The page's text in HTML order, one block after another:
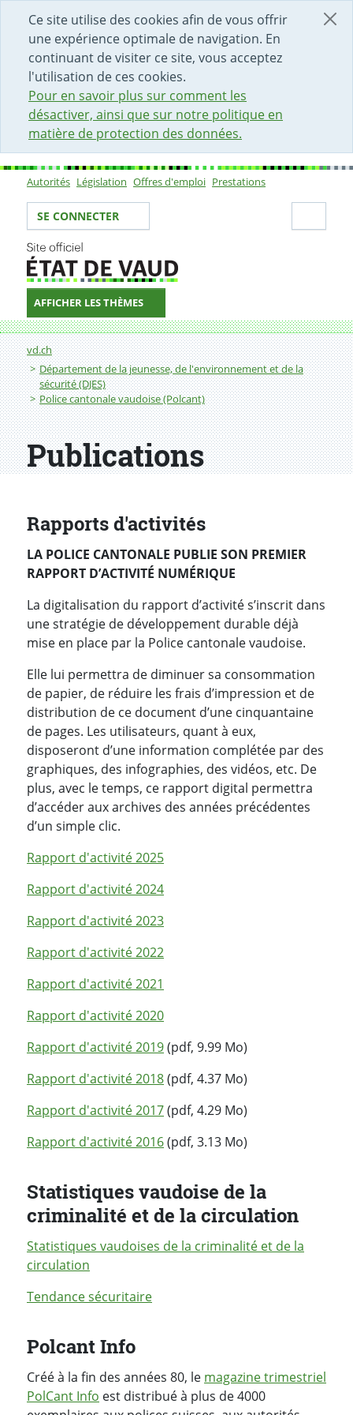
Ce site utilise des cookies afin de vous offrir
une expérience optimale de navigation. En
continuant de visiter ce site, vous acceptez
l'utilisation de ces cookies.
Pour en savoir plus sur comment les
désactiver, ainsi que sur notre politique en
matière de protection des données.
DÉBUT DU CONTENU DE LA PAGE
ACCÈS AU CHAMP DE RECHERCHE
PAGE D'ACCUEIL
FORMULAIRE DE CONTACT
Sous-navigation
Autorités Législation Offres d'emploi Prestations
Votre identité
SE CONNECTER
AFFICHER LES THÈMES
Fil d'Ariane
vd.ch
Département de la jeunesse, de l'environnement et de la
sécurité (DJES)
Police cantonale vaudoise (Polcant)
Publications
Publications
Rapports d'activités
LA POLICE CANTONALE PUBLIE SON PREMIER
RAPPORT D’ACTIVITÉ NUMÉRIQUE
La digitalisation du rapport d’activité s’inscrit dans
une stratégie de développement durable déjà
mise en place par la Police cantonale vaudoise.
Elle lui permettra de diminuer sa consommation
de papier, de réduire les frais d’impression et de
distribution de ce document d’une cinquantaine
de pages. Les utilisateurs, quant à eux,
disposeront d’une information complétée par des
graphiques, des infographies, des vidéos, etc. De
plus, avec le temps, ce rapport digital permettra
d’accéder aux archives des années précédentes
d’un simple clic.
Rapport d'activité 2025
Rapport d'activité 2024
Rapport d'activité 2023
Rapport d'activité 2022
Rapport d'activité 2021
Rapport d'activité 2020
Rapport d'activité 2019(pdf, 9.99 Mo)
Rapport d'activité 2018(pdf, 4.37 Mo)
Rapport d'activité 2017(pdf, 4.29 Mo)
Rapport d'activité 2016(pdf, 3.13 Mo)
Statistiques vaudoise de la
criminalité et de la circulation
Statistiques vaudoises de la criminalité et de la
circulation
Tendance sécuritaire
Polcant Info
Créé à la fin des années 80, le magazine trimestriel
PolCant Info est distribué à plus de 4000